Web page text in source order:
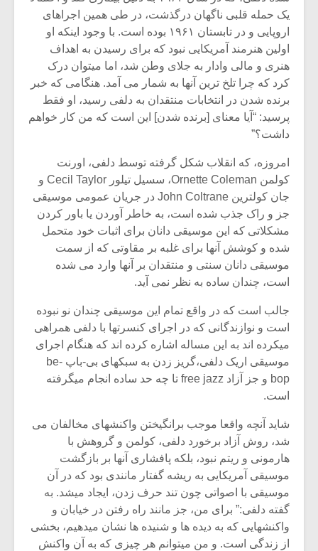
یک حمله قلبی ناگهان درگذشت، در طی همین اجراهای
اروپایی و در تابستان ۱۹۶۱ بوده است. با وجود اینکه او
اولین هنرمند آمریکایی نبود که برای رسیدن به اهداف
هنری و مالی وادار به جلای وطن شد، اما میتوان درک
کرد که چرا تلخ ترین آنها به شمار می آمد. هنگامی که خبر
برنده شدن در انتخابات منتقدان به دلفی رسید، او فقط
پرسید: “آیا معنای [برنده شدن] این است که من کار خواهم
داشت؟”
امروزه، که انقلاب شکل گرفته توسط دلفی، اورنت
کولمن Ornette Coleman، سسیل تیلور Cecil Taylor و
جان کولترین John Coltrane در جریان عمومی موسیقی
جز و راک جذب شده است، به خاطر آوردن یا باور کردن
مشکلاتی که این موسیقی دانان برای اثبات خود متحمل
شده و کوشش آنها برای غلبه بر مقاوتی که از سمت
موسیقی دانان سنتی و منتقدان بر آنها وارد می شده
است، چندان ساده به نظر نمی آید.
جالب است که در واقع تمام این موسیقی چندان نو نبوده
است و نوازندگانی که در اجرای کنسرتها با دلفی همراهی
میکرده اند به این مساله اشاره کرده اند که هنگام اجرای
موسیقی اریک دلفی،گریز زدن به سبکهای بی-باپ be-
bop و جز آزاد free jazz تا چه حد ساده انجام میگرفته
است.
شاید آنچه واقعا موجب برانگیختن واکنشهای مخالفان می
شد، روش آزاد برخورد دلفی، کولمن و گروهش با
هارمونی و ریتم نبود، بلکه پافشاری آنها بر بازگشت
موسیقی آمریکایی به ریشه گفتار مانندی بود که در آن
موسیقی با اصواتی چون تند حرف زدن، ایجاد میشد. به
گفته دلفی:” برای من، جز مانند راه رفتن در خیابان و
واکنشهایی که به دیده ها و شنیده ها نشان میدهیم، بخشی
از زندگی است. و من میتوانم هر چیزی که به آن واکنش
میکلوش روژا
یادداشتی بر موسیقی
متن فیلم «متری
اگر نمی توانی
مشهورترین باشی،
بدنام ترین باش
دوره
موسیقی
موسیقی